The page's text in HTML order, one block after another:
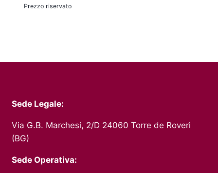
Prezzo riservato
Sede Legale:
Via G.B. Marchesi, 2/D 24060 Torre de Roveri
(BG)
Sede Operativa: